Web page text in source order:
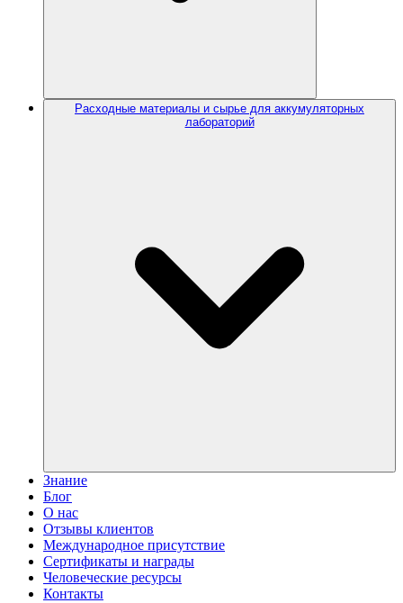
Расходные материалы и сырье для аккумуляторных
лабораторий
Знание
Блог
О нас
Отзывы клиентов
Международное присутствие
Сертификаты и награды
Человеческие ресурсы
Контакты